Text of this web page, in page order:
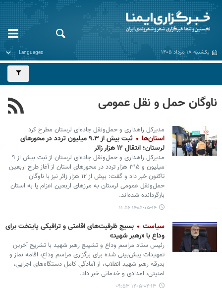
یکشنبه ۱۸ مرداد ۱۴۰۵
ناوگان حمل و نقل عمومی
مدیرکل راهداری و حمل‌ونقل جاده‌ای لرستان مطرح کرد
استان‌ها
ثبت بیش از ۹.۳ میلیون تردد در محورهای
لرستان؛ انتقال ۱۲ هزار زائر
مدیرکل راهداری و حمل‌ونقل جاده‌ای لرستان از ثبت بیش از ۹
میلیون و ۳۱۵ هزار تردد در محورهای استان از آغاز طرح اربعین
تاکنون خبر داد و گفت: بیش از ۱۲ هزار زائر نیز با ناوگان
حمل‌ونقل عمومی لرستان به مرزهای اربعین اعزام یا به استان
بازگردانده شده‌اند.
۱۴۰۵-۰۵-۱۴ ۱۱:۵۶
سیاست
بسیج ظرفیت‌های اقامتی و ترافیکی پایتخت برای
وداع با «رهبر شهید»
رئیس ستاد مراسم وداع و تشییع رهبر شهید با تشریح آخرین
تمهیدات پیش‌بینی‌ شده برای برگزاری مراسم وداع، اقامه نماز و
بدرقه رهبر شهید انقلاب، از آمادگی کامل دستگاه‌های اجرایی،
امنیتی، امدادی و خدماتی خبر داد.
۱۴۰۵-۰۴-۱۳ ۰۹:۵۳